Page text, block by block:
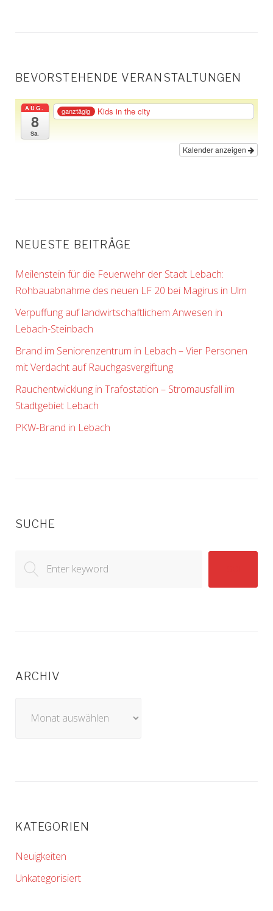
BEVORSTEHENDE VERANSTALTUNGEN
AUG.
8
Sa.
ganztägig Kids in the city
Kalender anzeigen
NEUESTE BEITRÄGE
Meilenstein für die Feuerwehr der Stadt Lebach:
Rohbauabnahme des neuen LF 20 bei Magirus in Ulm
Verpuffung auf landwirtschaftlichem Anwesen in
Lebach-Steinbach
Brand im Seniorenzentrum in Lebach – Vier Personen
mit Verdacht auf Rauchgasvergiftung
Rauchentwicklung in Trafostation – Stromausfall im
Stadtgebiet Lebach
PKW-Brand in Lebach
SUCHE
for:
ARCHIV
KATEGORIEN
Neuigkeiten
Unkategorisiert